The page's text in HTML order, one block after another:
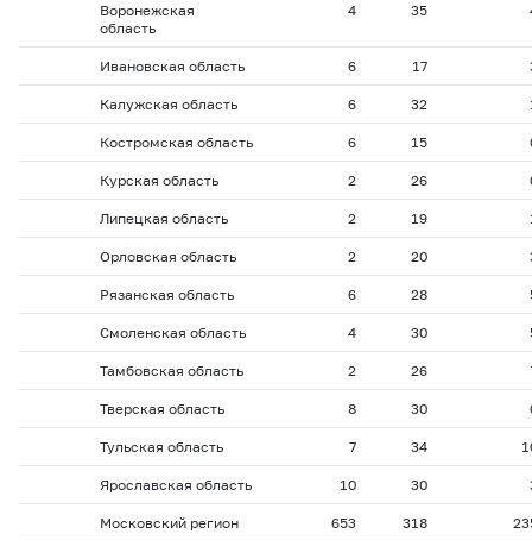
Воронежская
область
4 35
Ивановская область 6 17
Калужская область 6 32
Костромская область 6 15
Курская область 2 26
Липецкая область 2 19
Орловская область 2 20
Рязанская область 6 28
Смоленская область 4 30
Тамбовская область 2 26
Тверская область 8 30
Тульская область 7 34
Ярославская область 10 30
Московский регион 653 318